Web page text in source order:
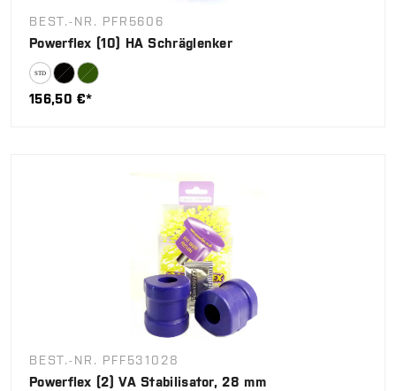
BEST.-NR. PFR5606
Powerflex (10) HA Schräglenker
156,50 €*
BEST.-NR. PFF531028
Powerflex (2) VA Stabilisator, 28 mm